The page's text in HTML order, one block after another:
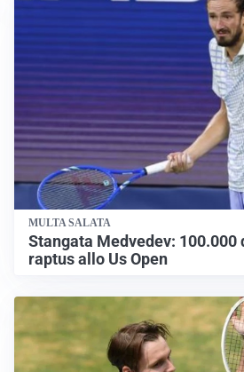
MULTA SALATA
Stangata Medvedev: 100.000
raptus allo Us Open